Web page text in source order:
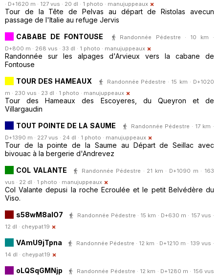
· D+1620 m · 127 vus · 20 dl · 1 photo · manujuppeaux
Tour de la Tête de Pelvas au départ de Ristolas avecun
passage de l'Italie au refuge Jervis
CABABE DE FONTOUSE
Randonnée Pédestre · 10 km ·
D+800 m · 268 vus · 33 dl · 1 photo · manujuppeaux
Randonnée sur les alpages d'Arvieux vers la cabane de
Fontouse
TOUR DES HAMEAUX
Randonnée Pédestre · 15 km · D+1020
m · 230 vus · 23 dl · 1 photo · manujuppeaux
Tour des Hameaux des Escoyeres, du Queyron et de
Villargaudin
TOUT POINTE DE LA SAUME
Randonnée Pédestre · 17 km ·
D+1390 m · 227 vus · 24 dl · 1 photo · manujuppeaux
Tour de la pointe de la Saume au Départ de Seillac avec
bivouac à la bergerie d'Andrevez
COL VALANTE
Randonnée Pédestre · 21 km · D+1090 m · 163
vus · 22 dl · 1 photo · manujuppeaux
Col Valante depusi la roche Ecroulée et le petit Belvédère du
Viso.
s58wM8aIO7
Randonnée Pédestre · 15 km · D+630 m · 157 vus ·
12 dl · cheypat19
VAmU9jTpna
Randonnée Pédestre · 12 km · D+1210 m · 139 vus ·
14 dl · cheypat19
oLQSqGMNjp
Randonnée Pédestre · 12 km · D+1280 m · 156 vus